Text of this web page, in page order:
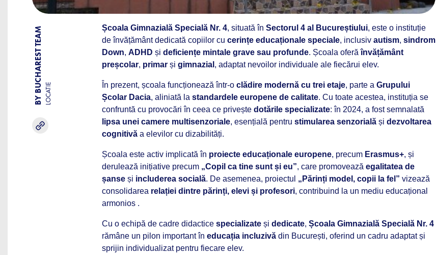
BY BUCHAREST TEAM LOCATIE
Școala Gimnazială Specială Nr. 4, situată în Sectorul 4 al Bucureștiului, este o instituție
de învățământ dedicată copiilor cu cerințe educaționale speciale, inclusiv autism, sindrom
Down, ADHD și deficiențe mintale grave sau profunde. Școala oferăînvățământ
preșcolar, primar și gimnazial , adaptat nevoilor individuale ale fiecărui elev.
În prezent, școala funcționează într-o clădire modernă cu trei etaje, parte a Grupului
Școlar Dacia, aliniată la standardele europene de calitate. Cu toate acestea, instituția se
confruntă cu provocări în ceea ce privește dotările specializate: în 2024, a fost semnalată
lipsa unei camere multisenzoriale, esențială pentru stimularea senzorială și dezvoltarea
cognitivă a elevilor cu dizabilități.
Școala este activ implicată în proiecte educaționale europene, precum Erasmus+, și
derulează inițiative precum „Copil ca tine sunt și eu”, care promovează egalitatea de
șanse și includerea socială. De asemenea, proiectul „Părinți model, copii la fel” vizează
consolidarea relației dintre părinți, elevi și profesori, contribuind la un mediu educațional
armonios .
Cu o echipă de cadre didactice specializate și dedicate, Școala Gimnazială Specială Nr. 4
rămâne un pilon important în educația incluzivă din București, oferind un cadru adaptat și
sprijin individualizat pentru fiecare elev.